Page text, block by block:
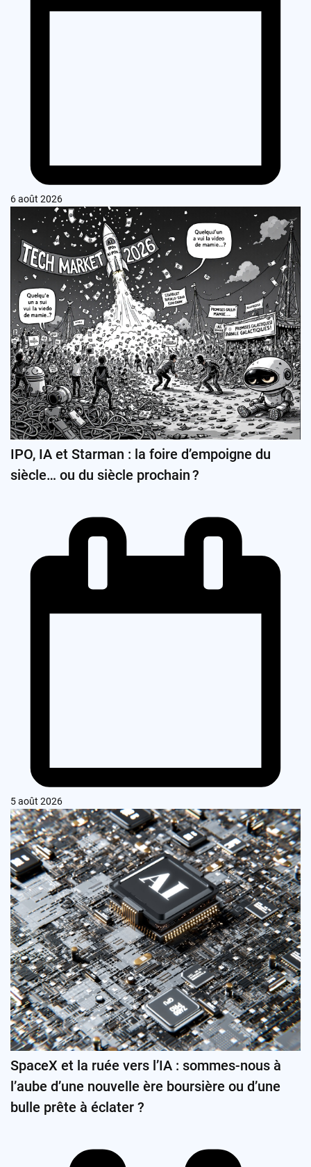
6 août 2026
IPO, IA et Starman : la foire d’empoigne du
siècle… ou du siècle prochain ?
5 août 2026
SpaceX et la ruée vers l’IA : sommes-nous à
l’aube d’une nouvelle ère boursière ou d’une
bulle prête à éclater ?